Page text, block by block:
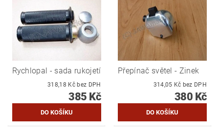
Rychlopal - sada rukojetí
318,18 Kč bez DPH
385 Kč
Přepínač světel - Zinek
314,05 Kč bez DPH
380 Kč